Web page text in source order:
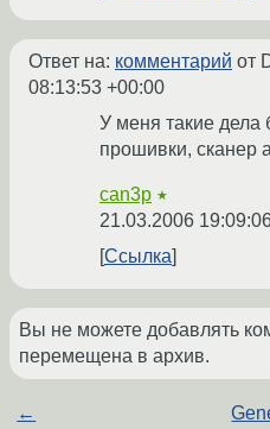
Ответ на: комментарий от
08:13:53 +00:00
У меня такие дела
прошивки, сканер
can3p ★
21.03.2006
Ссылка
Вы не можете добавлять
перемещена в архив.
←